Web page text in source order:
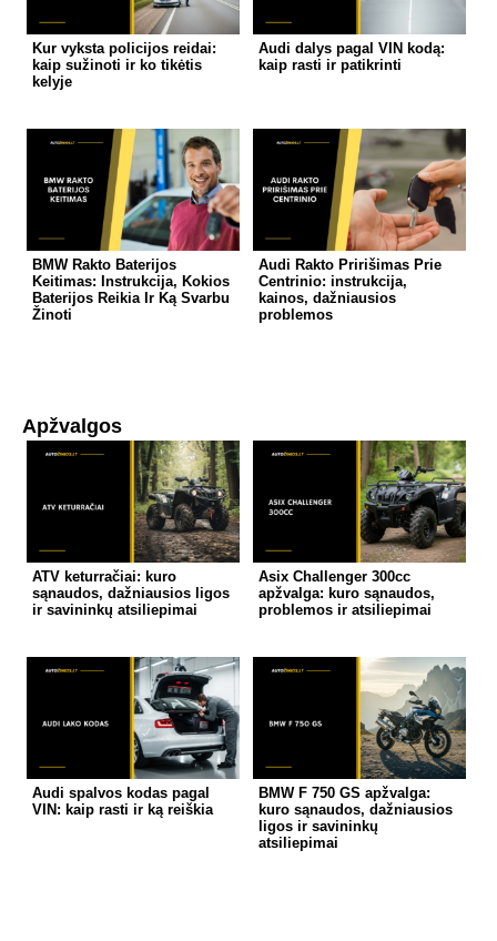
Kur vyksta policijos reidai:
kaip sužinoti ir ko tikėtis
kelyje
Audi dalys pagal VIN kodą:
kaip rasti ir patikrinti
BMW Rakto Baterijos
Keitimas: Instrukcija, Kokios
Baterijos Reikia Ir Ką Svarbu
Žinoti
Audi Rakto Pririšimas Prie
Centrinio: instrukcija,
kainos, dažniausios
problemos
Apžvalgos
ATV keturračiai: kuro
sąnaudos, dažniausios ligos
ir savininkų atsiliepimai
Asix Challenger 300cc
apžvalga: kuro sąnaudos,
problemos ir atsiliepimai
Audi spalvos kodas pagal
VIN: kaip rasti ir ką reiškia
BMW F 750 GS apžvalga:
kuro sąnaudos, dažniausios
ligos ir savininkų
atsiliepimai